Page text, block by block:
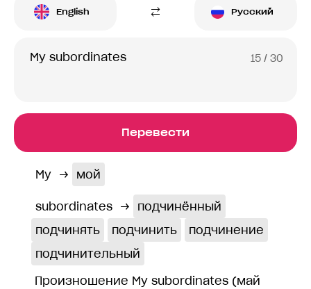
English Русский
15 / 30
Перевести
My → мой
subordinates →
подчинённый
подчинять
подчинить
подчинение
подчинительный
Произношение My subordinates (май